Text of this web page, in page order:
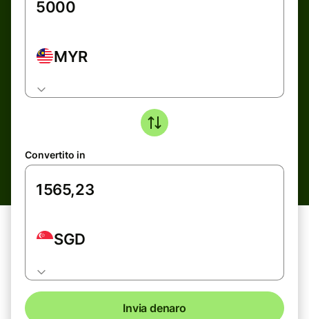
MYR
Convertito in
SGD
Invia denaro